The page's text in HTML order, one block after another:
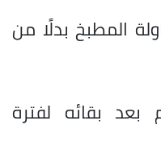
المطبخ بدلًا من
بعد بقائه لفترة